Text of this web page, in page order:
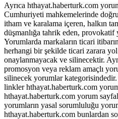
Ayrıca hthayat.haberturk.com
Cumhuriyeti mahkemelerinde
itham ve karalama içeren, halkın
düşmanlığa tahrik eden, provokatif
Yorumlarda markaların ticari
herhangi bir şekilde ticari zarara
onaylanmayacak ve silinecektir.
promosyon veya reklam amaçlı
silinecek yorumlar
linkler hthayat.haberturk.com
hthayat.haberturk.com yorum
yorumların yasal sorumluluğu
hthayat.haberturk.com bunlardan